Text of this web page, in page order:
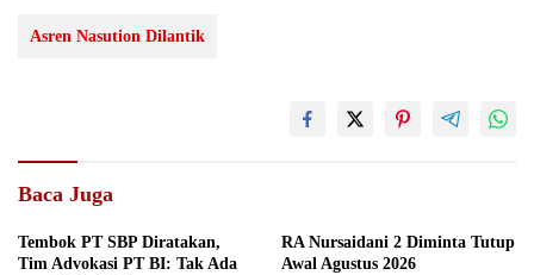
Asren Nasution Dilantik
Baca Juga
Tembok PT SBP Diratakan,
Tim Advokasi PT BI: Tak Ada
RA Nursaidani 2 Diminta Tutup
Awal Agustus 2026